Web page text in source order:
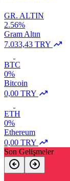
GR. ALTIN
2.56%
Gram Altın
7.033,43 TRY
BTC
0%
Bitcoin
0,00 TRY
ETH
0%
Ethereum
0,00 TRY
Son Gelişmeler